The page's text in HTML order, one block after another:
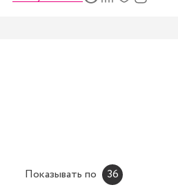
Показывать по 36